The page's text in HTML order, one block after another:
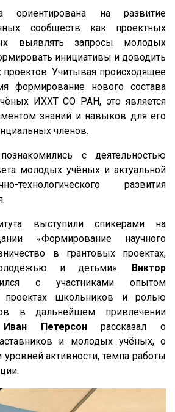
ориентирована на развитие
сообществ как проектных
выявлять запросы молодых
инициативы и доводить
Учитывая происходящее
формирование нового состава
ИХХТ СО РАН, это является
знаний и навыков для его
членов.
с деятельностью
молодых учёных и актуальной
технологического развития
выступили спикерами на
«Формирование научного
в грантовых проектах,
и детьми». Виктор
с участниками опытом
проектах школьников и ролью
в дальнейшем привлечении
Иван Петерсонрассказал о
и молодых учёных, о
активности, темпа работы